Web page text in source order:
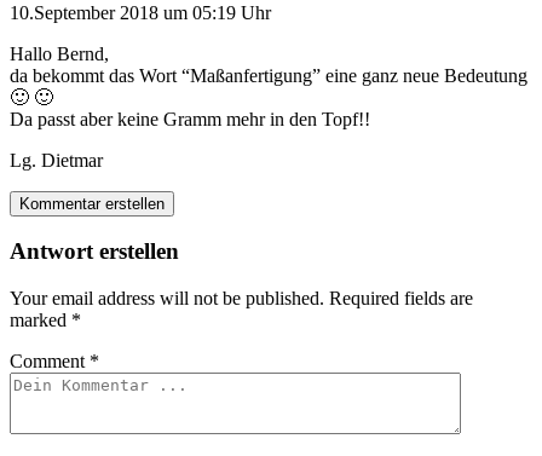
10.September 2018 um 05:19 Uhr
Hallo Bernd,
da bekommt das Wort “Maßanfertigung” eine ganz neue Bedeutung
🙂 🙂
Da passt aber keine Gramm mehr in den Topf!!
Lg. Dietmar
Kommentar erstellen
Antwort erstellen
Your email address will not be published. Required fields are
marked *
Comment *